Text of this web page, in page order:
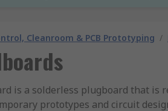
Cleanroom & PCB Prototyping /
is a solderless plugboard that
prototypes and circuit